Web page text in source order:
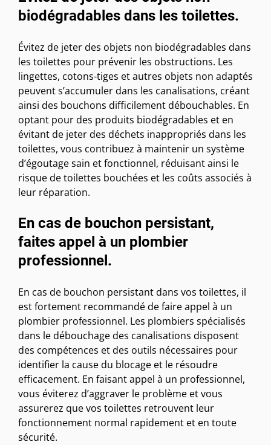
biodégradables dans les toilettes.
Évitez de jeter des objets non biodégradables dans
les toilettes pour prévenir les obstructions. Les
lingettes, cotons-tiges et autres objets non adaptés
peuvent s’accumuler dans les canalisations, créant
ainsi des bouchons difficilement débouchables. En
optant pour des produits biodégradables et en
évitant de jeter des déchets inappropriés dans les
toilettes, vous contribuez à maintenir un système
d’égoutage sain et fonctionnel, réduisant ainsi le
risque de toilettes bouchées et les coûts associés à
leur réparation.
En cas de bouchon persistant,
faites appel à un plombier
professionnel.
En cas de bouchon persistant dans vos toilettes, il
est fortement recommandé de faire appel à un
plombier professionnel. Les plombiers spécialisés
dans le débouchage des canalisations disposent
des compétences et des outils nécessaires pour
identifier la cause du blocage et le résoudre
efficacement. En faisant appel à un professionnel,
vous éviterez d’aggraver le problème et vous
assurerez que vos toilettes retrouvent leur
fonctionnement normal rapidement et en toute
sécurité.